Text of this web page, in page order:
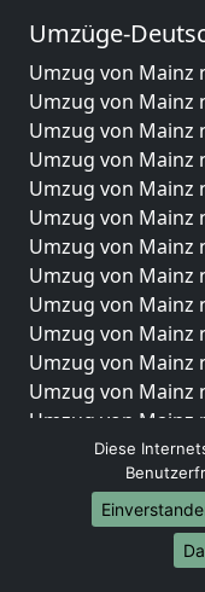
Umzüge-
Umzug von Mainz
Umzug von Mainz
Umzug von Mainz
Umzug von Mainz
Umzug von Mainz
Umzug von Mainz
Umzug von Mainz
Umzug von Mainz
Umzug von Mainz
Umzug von Mainz
Umzug von Mainz
Umzug von Mainz
Umzug von Mainz
Umzug von
Umzug von
Umzug von
Umzug von
Umzug von
Diese